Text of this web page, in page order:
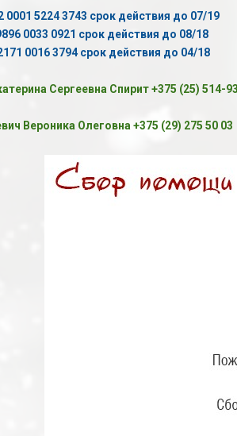
0001 5224 3743 срок действия до 07/19
0033 0921 срок действия до 08/18
0016 3794 срок действия до 04/18
Сергеевна Спирит +375 (25) 514-
Вероника Олеговна +375 (29) 275 50 03